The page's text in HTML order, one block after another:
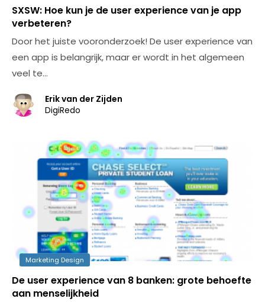
SXSW: Hoe kun je de user experience van je app
verbeteren?
Door het juiste vooronderzoek! De user experience van
een app is belangrijk, maar er wordt in het algemeen
veel te…
Erik van der Zijden
DigiRedo
Marketing Design
De user experience van 8 banken: grote behoefte
aan menselijkheid